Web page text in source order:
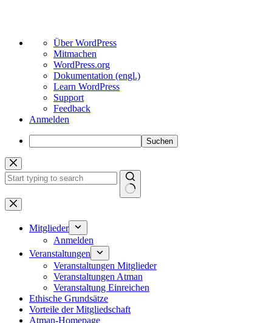
Über
WordPress
Über WordPress
Mitmachen
WordPress.org
Dokumentation (engl.)
Learn WordPress
Support
Feedback
Anmelden
Suchen
Zum
Inhalt
springen
Keine
Ergebnisse
Mitglieder
Anmelden
Veranstaltungen
Veranstaltungen Mitglieder
Veranstaltungen Atman
Veranstaltung Einreichen
Ethische Grundsätze
Vorteile der Mitgliedschaft
Atman-Homepage